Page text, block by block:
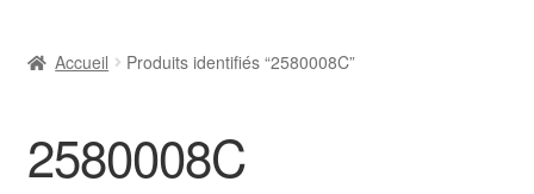
Livraison
Accueil Produits identifiés “2580008C”
2580008C